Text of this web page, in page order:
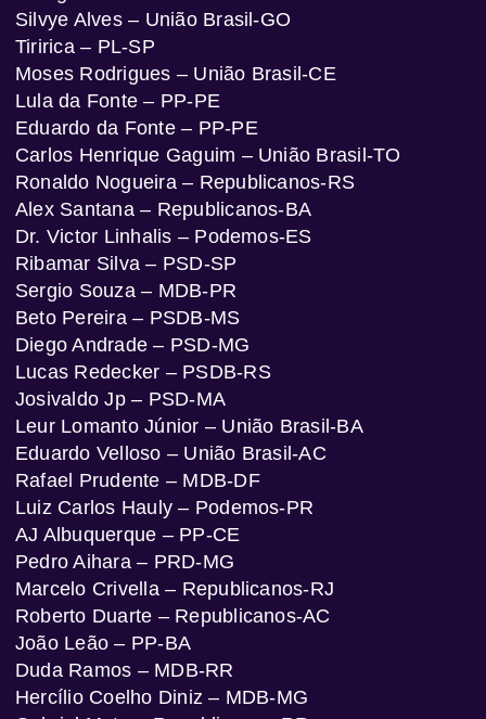
Silvye Alves – União Brasil-GO
Tiririca – PL-SP
Moses Rodrigues – União Brasil-CE
Lula da Fonte – PP-PE
Eduardo da Fonte – PP-PE
Carlos Henrique Gaguim – União Brasil-TO
Ronaldo Nogueira – Republicanos-RS
Alex Santana – Republicanos-BA
Dr. Victor Linhalis – Podemos-ES
Ribamar Silva – PSD-SP
Sergio Souza – MDB-PR
Beto Pereira – PSDB-MS
Diego Andrade – PSD-MG
Lucas Redecker – PSDB-RS
Josivaldo Jp – PSD-MA
Leur Lomanto Júnior – União Brasil-BA
Eduardo Velloso – União Brasil-AC
Rafael Prudente – MDB-DF
Luiz Carlos Hauly – Podemos-PR
AJ Albuquerque – PP-CE
Pedro Aihara – PRD-MG
Marcelo Crivella – Republicanos-RJ
Roberto Duarte – Republicanos-AC
João Leão – PP-BA
Duda Ramos – MDB-RR
Hercílio Coelho Diniz – MDB-MG